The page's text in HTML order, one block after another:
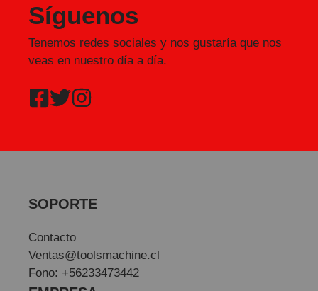
Síguenos
Tenemos redes sociales y nos gustaría que nos
veas en nuestro día a día.
SOPORTE
Contacto
Ventas@toolsmachine.cl
Fono: +56233473442